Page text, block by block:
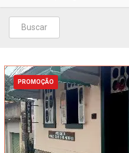
Buscar
PROMOÇÃO